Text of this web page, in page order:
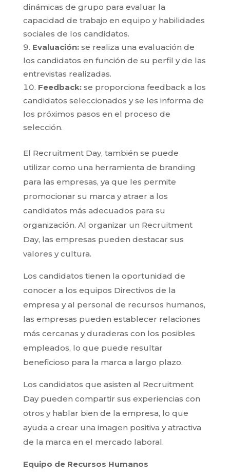
dinámicas de grupo para evaluar la
capacidad de trabajo en equipo y habilidades
sociales de los candidatos.
Evaluación:se realiza una evaluación de
los candidatos en función de su perfil y de las
entrevistas realizadas.
Feedback:se proporciona feedback a los
candidatos seleccionados y se les informa de
los próximos pasos en el proceso de
selección.
El Recruitment Day, también se puede
utilizar como una herramienta de branding
para las empresas, ya que les permite
promocionar su marca y atraer a los
candidatos más adecuados para su
organización. Al organizar un Recruitment
Day, las empresas pueden destacar sus
valores y cultura.
Los candidatos tienen la oportunidad de
conocer a los equipos Directivos de la
empresa y al personal de recursos humanos,
las empresas pueden establecer relaciones
más cercanas y duraderas con los posibles
empleados, lo que puede resultar
beneficioso para la marca a largo plazo.
Los candidatos que asisten al Recruitment
Day pueden compartir sus experiencias con
otros y hablar bien de la empresa, lo que
ayuda a crear una imagen positiva y atractiva
de la marca en el mercado laboral.
Equipo de Recursos Humanos